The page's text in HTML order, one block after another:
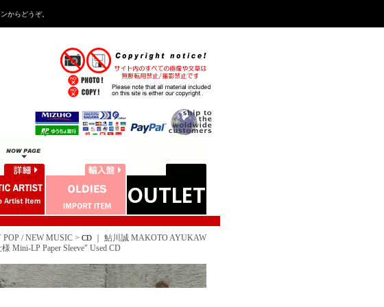
からどうぞ。
/ NEW MUSIC > CD｜ 鮎川誠 MAKOTO AYUKAW
Mini-LP Paper Sleeve" Used CD